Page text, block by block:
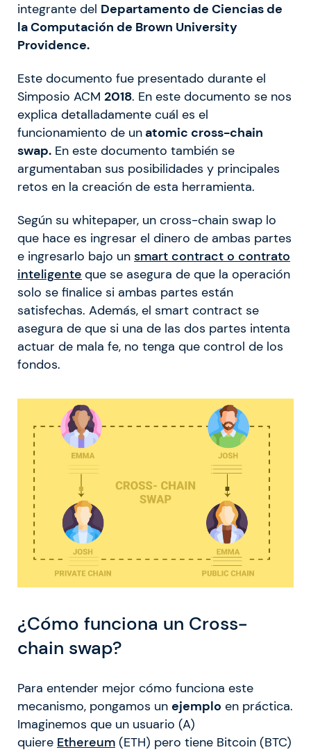
integrante del Departamento de Ciencias de
la Computación de Brown University
Providence.
Este documento fue presentado durante el
Simposio ACM 2018. En este documento se nos
explica detalladamente cuál es el
funcionamiento de un atomic cross-chain
swap. En este documento también se
argumentaban sus posibilidades y principales
retos en la creación de esta herramienta.
Según su whitepaper, un cross-chain swap lo
que hace es ingresar el dinero de ambas partes
e ingresarlo bajo un smart contract o contrato
inteligente que se asegura de que la operación
solo se finalice si ambas partes están
satisfechas. Además, el smart contract se
asegura de que si una de las dos partes intenta
actuar de mala fe, no tenga que control de los
fondos.
¿Cómo funciona un Cross-
chain swap?
Para entender mejor cómo funciona este
mecanismo, pongamos un ejemplo en práctica.
Imaginemos que un usuario (A)
quiere Ethereum (ETH) pero tiene Bitcoin (BTC)